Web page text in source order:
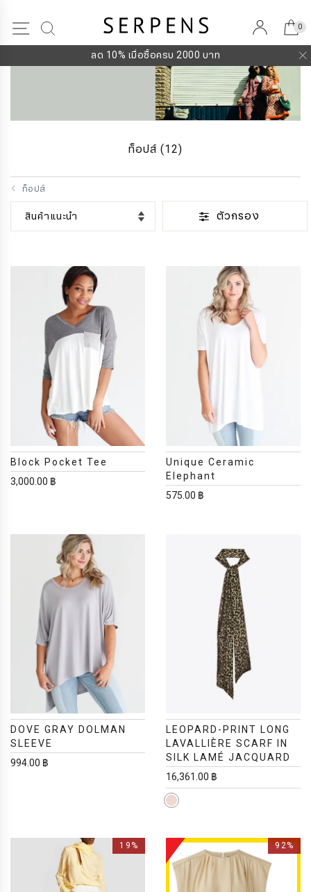
0
ลด 10% เมื่อซื้อครบ 2000 บาท
ท็อปส์(12)
ท็อปส์
ตัวกรอง
Block Pocket Tee
3,000.00 ฿
Unique Ceramic
Elephant
575.00 ฿
DOVE GRAY DOLMAN
SLEEVE
994.00 ฿
LEOPARD-PRINT LONG
LAVALLIÈRE SCARF IN
SILK LAMÉ JACQUARD
16,361.00 ฿
19% 92%